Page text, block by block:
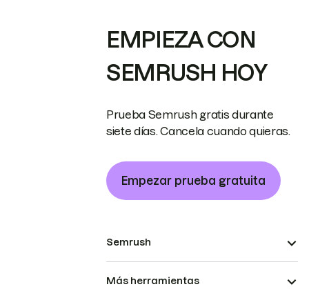
EMPIEZA CON
SEMRUSH HOY
Prueba Semrush gratis durante
siete días. Cancela cuando quieras.
Empezar prueba gratuita
Semrush
Más herramientas